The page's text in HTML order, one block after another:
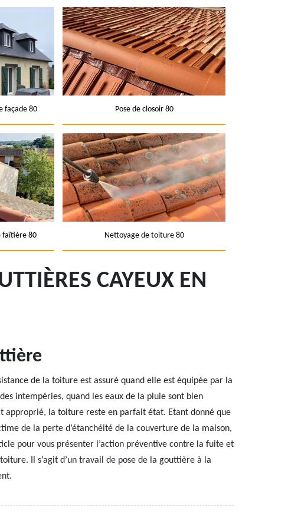
façade 80 Pose de closoir 80
faîtière 80 Nettoyage de toiture 80
CAYEUX EN
de la toiture est assuré quand elle est équipée par la
intempéries, quand les eaux de la pluie sont bien
approprié, la toiture reste en parfait état. Etant donné que
de la perte d’étanchéité de la couverture de la maison,
pour vous présenter l’action préventive contre la fuite et
Il s’agit d’un travail de pose de la gouttière à la